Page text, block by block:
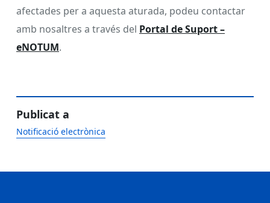
afectades per a aquesta aturada, podeu contactar
amb nosaltres a través del Portal de Suport –
eNOTUM.
Publicat a
Notificació electrònica